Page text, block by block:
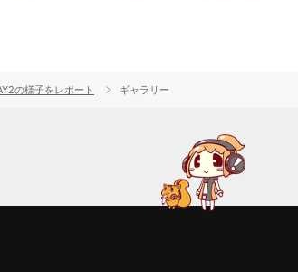
の様子をレポート ギャラリー